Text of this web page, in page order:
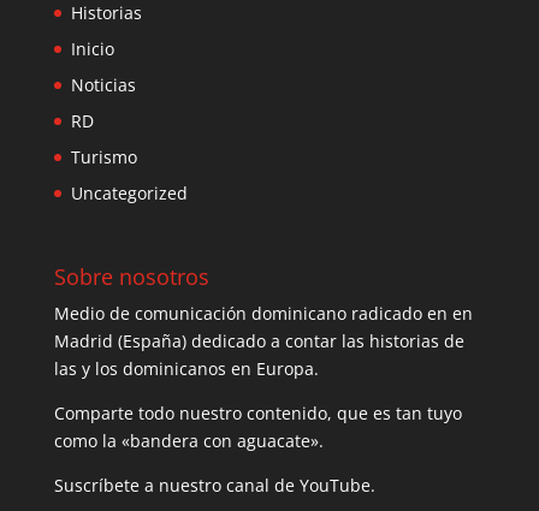
Historias
Inicio
Noticias
RD
Turismo
Uncategorized
Sobre nosotros
Medio de comunicación dominicano radicado en en
Madrid (España) dedicado a contar las historias de
las y los dominicanos en Europa.
Comparte todo nuestro contenido, que es tan tuyo
como la «bandera con aguacate».
Suscríbete a nuestro canal de YouTube.